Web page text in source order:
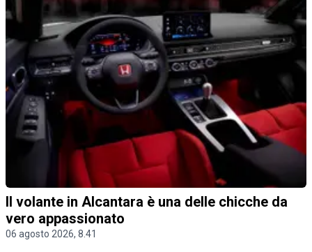
Il volante in Alcantara è una delle chicche da
vero appassionato
06 agosto 2026, 8.41